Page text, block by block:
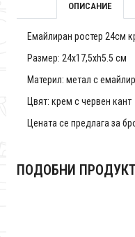
ОПИСАНИЕ
Емайлиран ростер 24см
Размер: 24х17,5хh5.5 см
Материл: метал с
Цвят: крем с червен кант
Цената се предлага за
ПОДОБНИ